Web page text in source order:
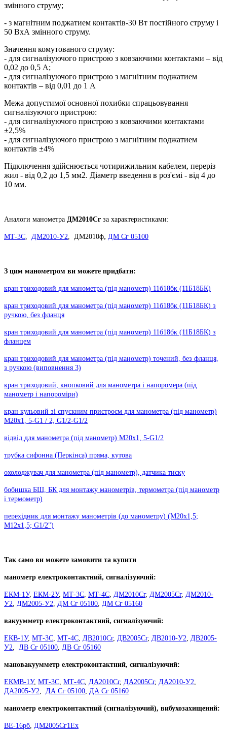
змінного струму;
- з магнітним поджатием контактів-30 Вт постійного струму і
50 ВхА змінного струму.
Значення комутованого струму:
- для сигналізуючого пристрою з ковзаючими контактами – від
0,02 до 0,5 А;
- для сигналізуючого пристрою з магнітним поджатием
контактів – від 0,01 до 1 А
Межа допустимої основної похибки спрацьовування
сигналізуючого пристрою:
- для сигналізуючого пристрою з ковзаючими контактами
±2,5%
- для сигналізуючого пристрою з магнітним поджатием
контактів ±4%
Підключення здійснюється чотирижильним кабелем, переріз
жил - від 0,2 до 1,5 мм2. Діаметр введення в роз'ємі - від 4 до
10 мм.
Аналоги манометра ДМ2010Сг за характеристиками:
МТ-3С ДМ2010-У2 ДМ2010ф, ДМ Сг 05100
З цим манометром ви можете придбати:
кран триходовий для манометра (під манометр) 11б18бк (11Б18БК)
кран триходовий для манометра (під манометр) 11б18бк (11Б18БК) з
ручкою, без фланця
кран триходовий для манометра (під манометр) 11б18бк (11Б18БК) з
фланцем
кран триходовий для манометра (під манометр) точений, без фланця,
з ручкою (виповнення 3)
кран триходовий, кнопковий для манометра і напоромера (під
манометр і напороміри)
кран кульовий зі спускним пристроєм для манометра (під манометр)
М20х1, 5-G1 / 2, G1/2-G1/2
відвід для манометра (під манометр) М20х1, 5-G1/2
трубка сифонна (Перкінса) пряма, кутова
охолоджувач для манометра (під манометр), датчика тиску
бобишка БШ, БК для монтажу манометрів, термометра (під манометр
і термометр)
перехідник для монтажу манометрів (до манометру) (М20х1,5;
М12х1,5; G1/2")
Так само ви можете замовити та купити
манометр електроконтактний, сигналізуючий:
ЕКМ-1У, ЕКМ-2У, МТ-3С МТ-4С ДМ2010Сг, ДМ2005Сг, ДМ2010-
У2
ДМ2005-У2 ДМ Сг 05100 ДМ Сг 05160
вакуумметр електроконтактний, сигналізуючий:
ЕКВ-1У, МТ-3С МТ-4С ДВ2010Сг, ДВ2005Сг, ДВ2010-У2
ДВ2005-
У2
ДВ Сг 05100 ДВ Сг 05160
мановакуумметр електроконтактний, сигналізуючий:
ЕКМВ-1У, МТ-3С МТ-4С ДА2010Сг, ДА2005Сг, ДА2010-У2
ДА2005-У2
ДА Сг 05100 ДА Сг 05160
манометр електроконтактний (сигналізуючий), вибухозахищений:
ВЕ-16рб ДМ2005Сг1Ех